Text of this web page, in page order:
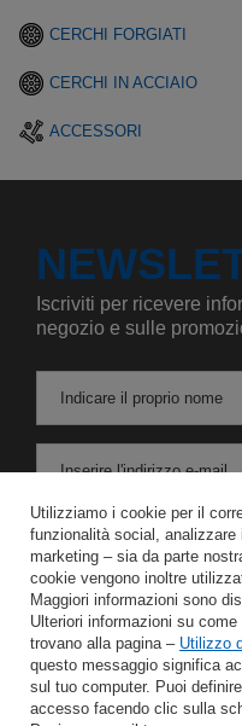
CERCHI FORGIATI
CERCHI IN ACCIAIO
ACCESSORI
Iscriviti per ricevere
negozio e sulle
Indicare il proprio nome
Inserire l'indirizzo e-mail
Acconsento al trattamento dei miei dati
Utilizziamo i cookie per il
funzionalità social,
marketing – sia da parte
cookie vengono inoltre
Maggiori informazioni sono
Ulteriori informazioni su
trovano alla pagina – Utilizzo
questo messaggio significa
sul tuo computer. Puoi
accesso facendo clic sulla